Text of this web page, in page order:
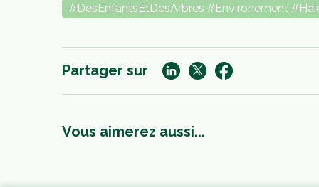
#DesEnfantsEtDesArbres #Environement
Partager sur
Vous aimerez aussi...